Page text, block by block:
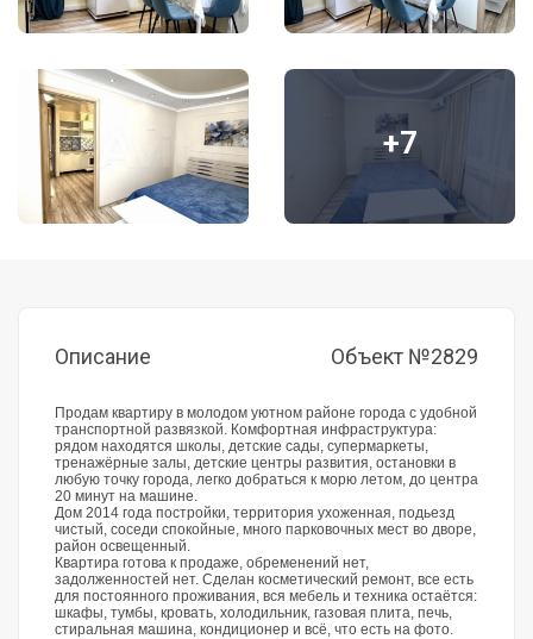
+7
Описание Объект №2829
Продам квартиру в молодом уютном районе города с удобной
транспортной развязкой. Комфортная инфраструктура:
рядом находятся школы, детские сады, супермаркеты,
тренажёрные залы, детские центры развития, остановки в
любую точку города, легко добраться к морю летом, до центра
20 минут на машине.
Дом 2014 года постройки, территория ухоженная, подьезд
чистый, соседи спокойные, много парковочных мест во дворе,
район освещенный.
Квартира готова к продаже, обременений нет,
задолженностей нет. Сделан косметический ремонт, все есть
для постоянного проживания, вся мебель и техника остаётся:
шкафы, тумбы, кровать, холодильник, газовая плита, печь,
стиральная машина, кондиционер и всё, что есть на фото.